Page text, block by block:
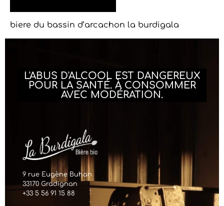
biere du bassin d’arcachon la burdigala
L'ABUS D'ALCOOL EST DANGEREUX
POUR LA SANTÉ. À CONSOMMER
AVEC MODÉRATION.
9 rue Eugène Buhan
33170 Gradignan
+33 5 56 91 15 88